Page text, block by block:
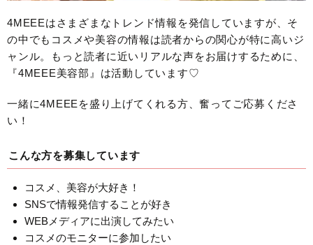
4MEEEはさまざまなトレンド情報を発信していますが、そ
の中でもコスメや美容の情報は読者からの関心が特に高いジ
ャンル。もっと読者に近いリアルな声をお届けするために、
『4MEEE美容部』は活動しています♡
一緒に4MEEEを盛り上げてくれる方、奮ってご応募くださ
い！
こんな方を募集しています
コスメ、美容が大好き！
SNSで情報発信することが好き
WEBメディアに出演してみたい
コスメのモニターに参加したい